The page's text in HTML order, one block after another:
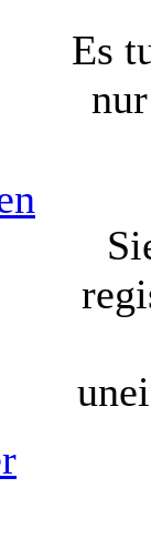
Es